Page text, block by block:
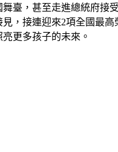
臺，甚至走進總統府
接連迎來2項全國最
更多孩子的未來。